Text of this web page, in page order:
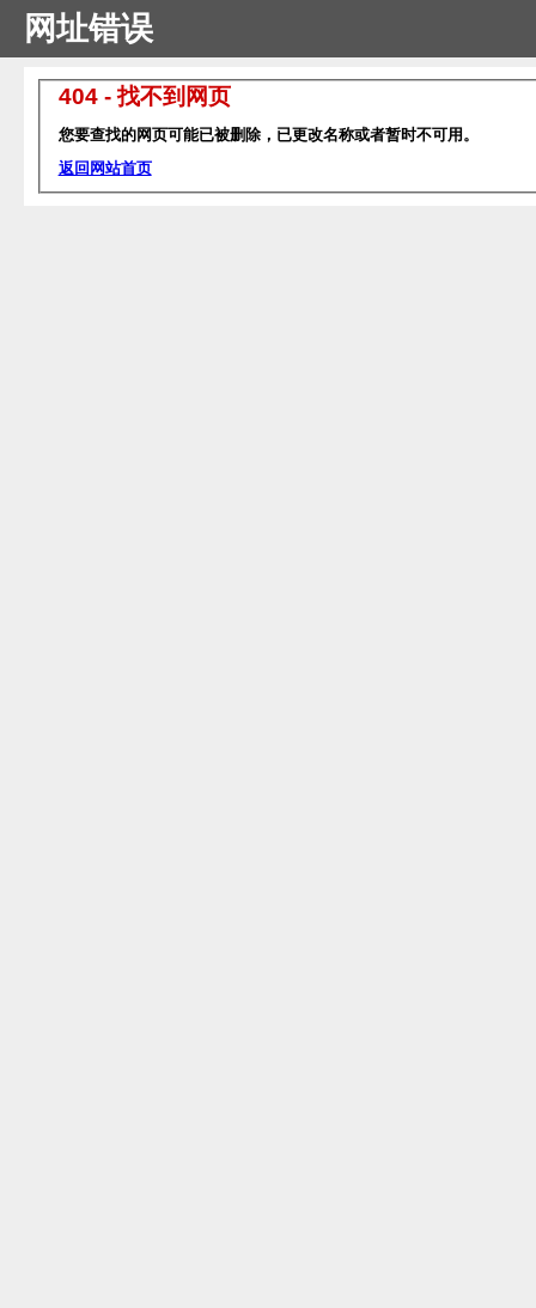
网址错误
404 - 找不到网页
您要查找的网页可能已被删除，已更改名称或者暂时不可用。
返回网站首页